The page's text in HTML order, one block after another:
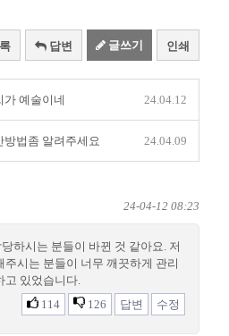
답변 글쓰기 인쇄
가 예술이네 24.04.12
방법좀 알려주세요 24.04.09
24-04-12 08:23
하시는 분들이 바뀐 것 같아요. 저
주시는 분들이 너무 깨끗하게 관리
고 있었습니다.
114
126 답변 수정